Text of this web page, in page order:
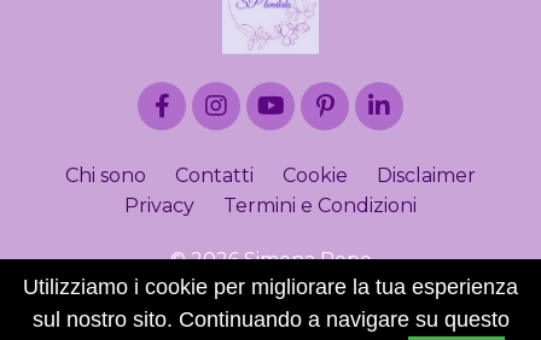
Chi sono Contatti Cookie
Disclaimer
Privacy
Termini e Condizioni
© 2026 Simona Pepe
Powered by Kajabi
Utilizziamo i cookie per migliorare la tua esperienza
sul nostro sito. Continuando a navigare su questo